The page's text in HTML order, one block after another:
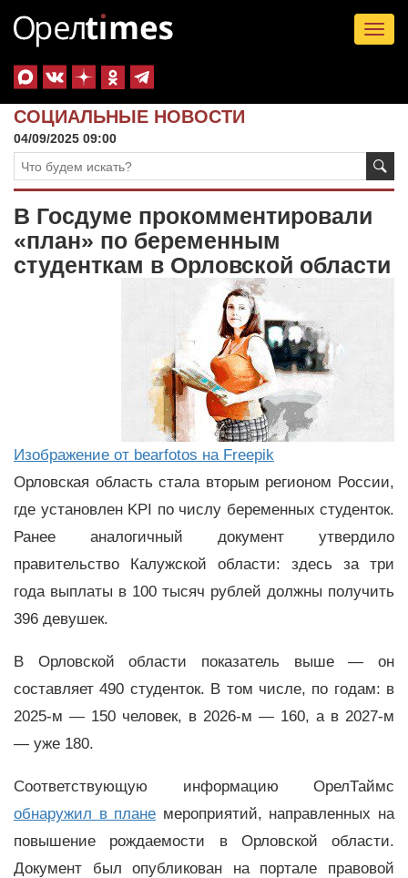
СОЦИАЛЬНЫЕ НОВОСТИ
04/09/2025 09:00
В Госдуме прокомментировали
«план» по беременным
студенткам в Орловской области
Изображение от bearfotos на Freepik
Орловская область стала вторым регионом России,
где установлен KPI по числу беременных студенток.
Ранее аналогичный документ утвердило
правительство Калужской области: здесь за три
года выплаты в 100 тысяч рублей должны получить
396 девушек.
В Орловской области показатель выше — он
составляет 490 студенток. В том числе, по годам: в
2025-м — 150 человек, в 2026-м — 160, а в 2027-м
— уже 180.
Соответствующую информацию ОрелТаймс
обнаружил в плане мероприятий, направленных на
повышение рождаемости в Орловской области.
Документ был опубликован на портале правовой